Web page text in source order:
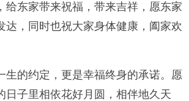
给东家带来祝福，带来吉祥，愿东家
达，同时也祝大家身体健康，阖家欢
生的约定，更是幸福终身的承诺。愿
日子里相依花好月圆，相伴地久天